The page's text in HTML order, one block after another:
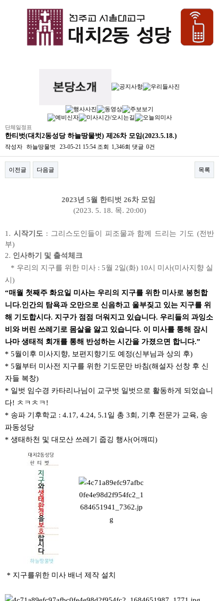
단체일정표
한티벗(대치2동성당 하늘땅물벗) 제26차 모임(2023.5.18.)
작성자 하늘땅물벗 23-05-21 15:54 조회 1,346회 댓글 0건
이전글 다음글 목록
2023년 5월 한티벗 26차 모임
(2023. 5. 18. 목. 20:00)
1. 시작기도 : 그리스도인들이 피조물과 함께 드리는 기도 (전반
부)
2. 인사하기 및 출석체크
* 우리의 지구를 위한 미사 : 5월 2일(화) 10시 미사(미사지향 실
시)
“매월 첫째주 화요일 미사는 우리의 지구를 위한 미사로 봉헌합
니다.인간의 탐욕과 오만으로 신음하고 울부짖고 있는 지구를 위
해 기도합시다. 지구가 점점 더워지고 있습니다. 우리들의 과잉소
비와 버린 쓰레기로 몸살을 앓고 있습니다. 이 미사를 통해 잠시
나마 생태적 회개를 통해 반성하는 시간을 가졌으면 합니다.”
* 5월이후 미사지향, 보편지향기도 예정(신부님과 상의 후)
* 5월부터 미사전 지구를 위한 기도문만 바침(해설자 선창 후 신
자들 복창)
* 일벗 임수경 카타리나님이 교구벗 일벗으로 활동하게 되었습니
다! ㅊㅋㅊㅋ !
* 송파 기후학교 : 4.17, 4.24, 5.1 일 총 3회 , 기후 전문가 교육, 송
파동성당
* 생태하천 및 대모산 쓰레기 줍깅 행사(어깨띠 )
* 지구를위한 미사 배너 제작 설치